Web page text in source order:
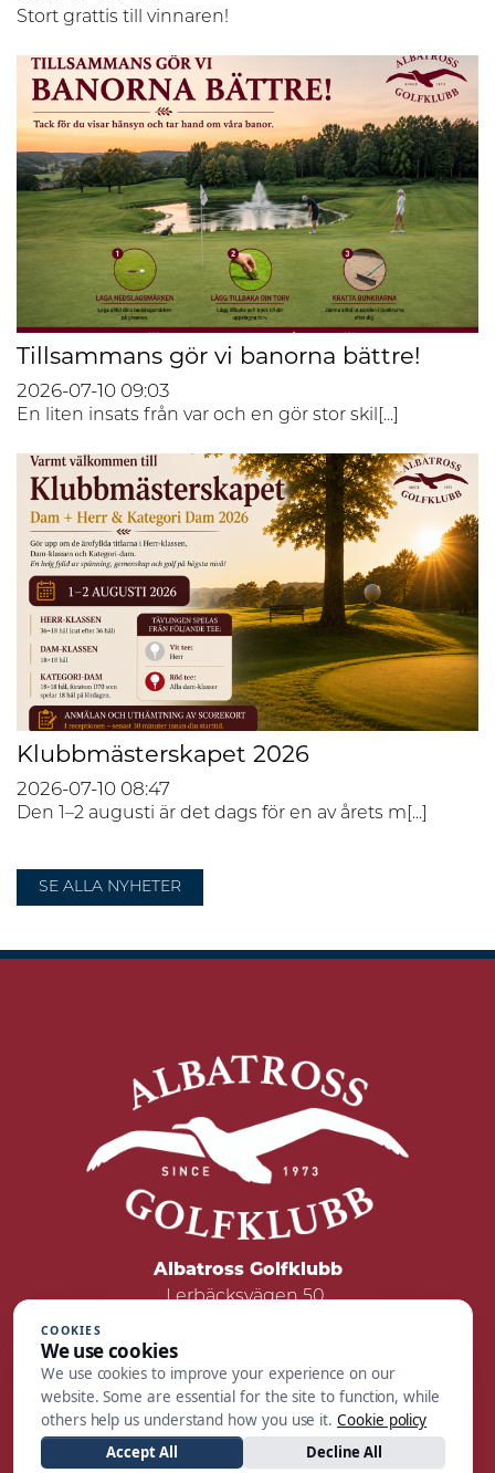
Stort grattis till vinnaren!
Tillsammans gör vi banorna bättre!
2026-07-10 09:03
En liten insats från var och en gör stor skil[...]
Klubbmästerskapet 2026
2026-07-10 08:47
Den 1–2 augusti är det dags för en av årets m[...]
SE ALLA NYHETER
Albatross Golfklubb
Lerbäcksvägen 50
Tel: 031 - 55 05 00
Mail:reception@albatrossgolf.se
COOKIES
We use cookies
We use cookies to improve your experience on our
website. Some are essential for the site to function, while
others help us understand how you use it. Cookie policy
Accept All
Decline All